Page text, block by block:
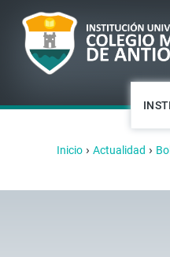
Inicio › Actualidad ›